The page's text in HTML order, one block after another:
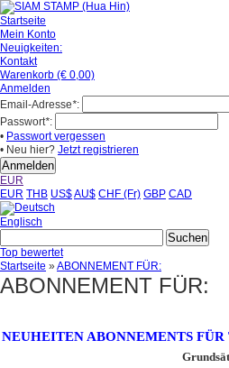
Startseite
Mein Konto
Neuigkeiten:
Kontakt
Warenkorb (€ 0,00)
Anmelden
Email-Adresse*:
Passwort*:
• Passwort vergessen
• Neu hier? Jetzt registrieren
EUR
EUR THB US$AU$ CHF (Fr) GBP CAD
Englisch
Top bewertet
Startseite »ABONNEMENT FÜR:
ABONNEMENT FÜR:
NEUHEITEN ABONNEMENTS